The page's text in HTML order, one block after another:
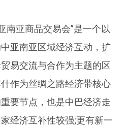
亚商品交易会”是一个以
亚南亚区域经济互动，扩
易交流与合作为主题的区
作为丝绸之路经济带核心
要节点，也是中巴经济走
经济互补性较强;更有新一